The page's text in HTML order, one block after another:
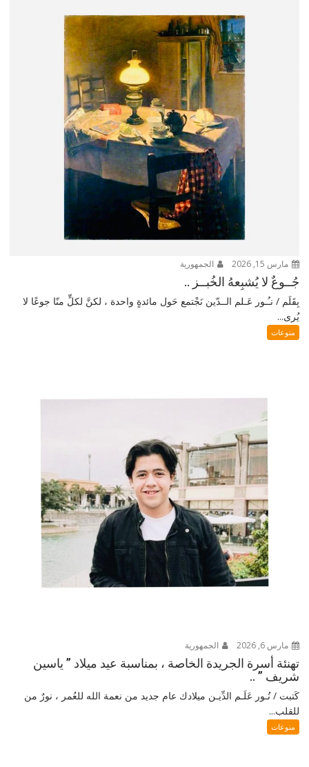
مارس 15, 2026 الجمهورية
جُــوعٌ لا يُشبِعهُ الخُبــز ..
بِقَلَم / نـُـور عَـلم الــدّين نَجْتمع حَول مائدةٍ واحدة ، لكنَّ لكلٍّ منّا جوعًا لا
يُرى...
منوعات
مارس 6, 2026 الجمهورية
تهنئة أسرة الجريدة الخاصة ، بمناسبة عيد ميلاد ” ياسين
شريف ” ..
كَتبت / نُـور عَلَـم الدِّيـن ميلادك عام جديد من نعمة الله للعُمر ، نورٌ من
للقلب...
منوعات